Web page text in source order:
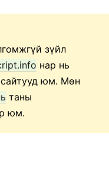
зүйл
нар нь
сайтууд юм. Мөн
таны
юм.